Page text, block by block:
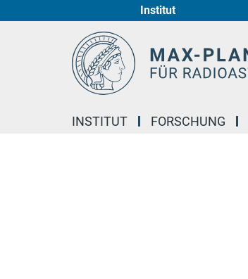
Institut
INSTITUT FORSCHUNG